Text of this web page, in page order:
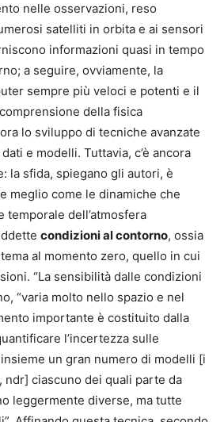
nelle osservazioni, reso
satelliti in orbita e ai sensori
informazioni quasi in tempo
a seguire, ovviamente, la
sempre più veloci e potenti e il
della fisica
lo sviluppo di tecniche avanzate
e modelli. Tuttavia, c’è ancora
la sfida, spiegano gli autori, è
meglio come le dinamiche che
temporale dell’atmosfera
condizioni al contorno, ossia
al momento zero, quello in cui
“La sensibilità dalle condizioni
“varia molto nello spazio e nel
importante è costituito dalla
l’incertezza sulle
un gran numero di modelli [i
, ndr] ciascuno dei quali parte da
leggermente diverse, ma tutte